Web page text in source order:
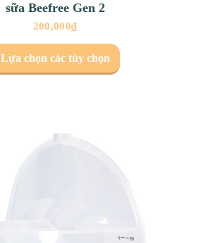
sữa Beefree Gen 2
200,000₫
Lựa chọn các tùy chọn